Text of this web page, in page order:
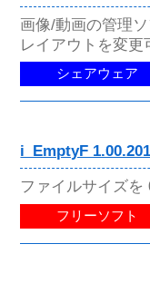
画像/動画の管理
レイアウトを変更
シェアウェア
i_EmptyF
ファイルサイズを
フリーソフト